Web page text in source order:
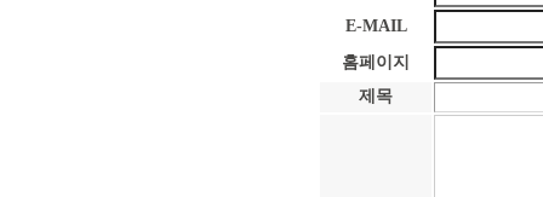
E-MAIL
홈페이지
제목